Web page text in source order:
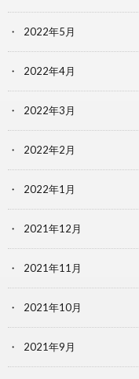
2022年5月
2022年4月
2022年3月
2022年2月
2022年1月
2021年12月
2021年11月
2021年10月
2021年9月